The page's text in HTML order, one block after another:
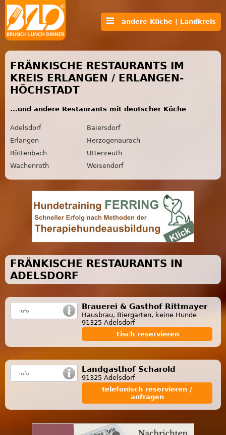
andere Küche | Landkreis
FRÄNKISCHE RESTAURANTS IM
KREIS ERLANGEN / ERLANGEN-
HÖCHSTADT
...und andere Restaurants mit deutscher Küche
Adelsdorf
Baiersdorf
Erlangen
Herzogenaurach
Röttenbach
Uttenreuth
Wachenroth
Weisendorf
FRÄNKISCHE RESTAURANTS IN
ADELSDORF
Brauerei & Gasthof Rittmayer
Hausbrau, Biergarten, keine Hunde
91325 Adelsdorf
Tisch reservieren
Landgasthof Scharold
91325 Adelsdorf
telefonisch reservieren /
anfragen